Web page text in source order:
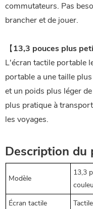
commutateurs. Pas
brancher et de jouer.
【13,3 pouces plus
L'écran tactile portable
portable a une taille
et un poids plus léger
plus pratique à
les voyages.
Description du
Modèle
13,3
Écran tactile